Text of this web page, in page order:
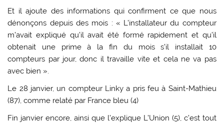
Et il ajoute des informations qui confirment ce que nous
dénonçons depuis des mois : « L’installateur du compteur
m’avait expliqué qu’il avait été formé rapidement et qu’il
obtenait une prime à la fin du mois s’il installait 10
compteurs par jour, donc il travaille vite et cela ne va pas
avec bien ».
Le 28 janvier, un compteur Linky a pris feu à Saint-Mathieu
(87), comme relaté par France bleu (4)
Fin janvier encore, ainsi que l’explique L’Union (5), c’est tout